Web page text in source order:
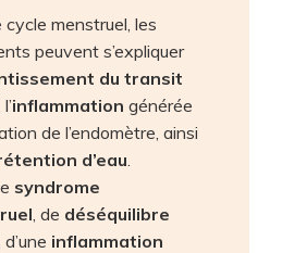
cycle menstruel, les
peuvent s’expliquer
du transit
, l’inflammation générée
de l’endomètre, ainsi
d’eau
syndrome
, de déséquilibre
, d’une inflammation